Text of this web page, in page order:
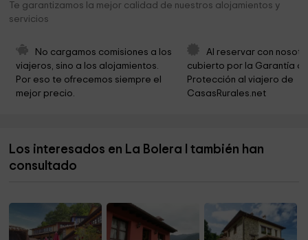
Ayuntamiento de Piloña
PILOÑA TIERRA DE ASTURCONES
Ayuntamiento de Piloña
Iglesia de San Antonio 4,9 km
Ermita de San Antonio
Te garantizamos la mejor calidad de nuestros alojamientos y
servicios
No cargamos comisiones a los
viajeros, sino a los alojamientos.
Por eso te ofrecemos siempre el
mejor precio.
Al reservar con
cubierto por la Garantía
Protección al viajero de
CasasRurales.net
Los interesados en La Bolera I también han
consultado